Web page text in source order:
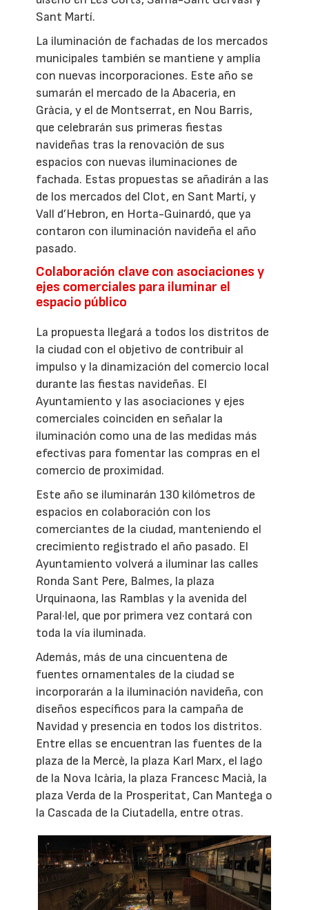
Sant Martí.
La iluminación de fachadas de los mercados
municipales también se mantiene y amplía
con nuevas incorporaciones. Este año se
sumarán el mercado de la Abaceria, en
Gràcia, y el de Montserrat, en Nou Barris,
que celebrarán sus primeras fiestas
navideñas tras la renovación de sus
espacios con nuevas iluminaciones de
fachada. Estas propuestas se añadirán a las
de los mercados del Clot, en Sant Martí, y
Vall d’Hebron, en Horta-Guinardó, que ya
contaron con iluminación navideña el año
pasado.
Colaboración clave con asociaciones y
ejes comerciales para iluminar el
espacio público
La propuesta llegará a todos los distritos de
la ciudad con el objetivo de contribuir al
impulso y la dinamización del comercio local
durante las fiestas navideñas. El
Ayuntamiento y las asociaciones y ejes
comerciales coinciden en señalar la
iluminación como una de las medidas más
efectivas para fomentar las compras en el
comercio de proximidad.
Este año se iluminarán 130 kilómetros de
espacios en colaboración con los
comerciantes de la ciudad, manteniendo el
crecimiento registrado el año pasado. El
Ayuntamiento volverá a iluminar las calles
Ronda Sant Pere, Balmes, la plaza
Urquinaona, las Ramblas y la avenida del
Paral·lel, que por primera vez contará con
toda la vía iluminada.
Además, más de una cincuentena de
fuentes ornamentales de la ciudad se
incorporarán a la iluminación navideña, con
diseños específicos para la campaña de
Navidad y presencia en todos los distritos.
Entre ellas se encuentran las fuentes de la
plaza de la Mercè, la plaza Karl Marx, el lago
de la Nova Icària, la plaza Francesc Macià, la
plaza Verda de la Prosperitat, Can Mantega o
la Cascada de la Ciutadella, entre otras.